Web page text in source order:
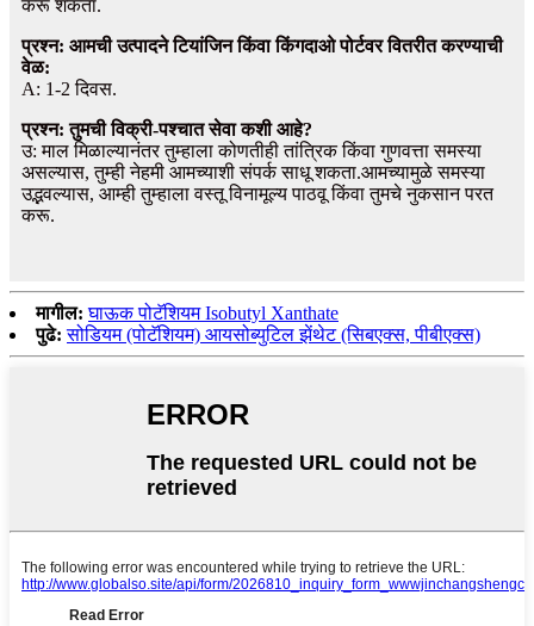
करू शकता.
प्रश्न: आमची उत्पादने टियांजिन किंवा किंगदाओ पोर्टवर वितरीत करण्याची
वेळ:
A: 1-2 दिवस.
प्रश्न: तुमची विक्री-पश्चात सेवा कशी आहे?
उ: माल मिळाल्यानंतर तुम्हाला कोणतीही तांत्रिक किंवा गुणवत्ता समस्या
असल्यास, तुम्ही नेहमी आमच्याशी संपर्क साधू शकता.आमच्यामुळे समस्या
उद्भवल्यास, आम्ही तुम्हाला वस्तू विनामूल्य पाठवू किंवा तुमचे नुकसान परत
करू.
मागील: घाऊक पोटॅशियम Isobutyl Xanthate
पुढे: सोडियम (पोटॅशियम) आयसोब्युटिल झेंथेट (सिबएक्स, पीबीएक्स)